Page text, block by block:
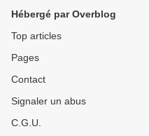
Hébergé par Overblog
Top articles
Pages
Contact
Signaler un abus
C.G.U.